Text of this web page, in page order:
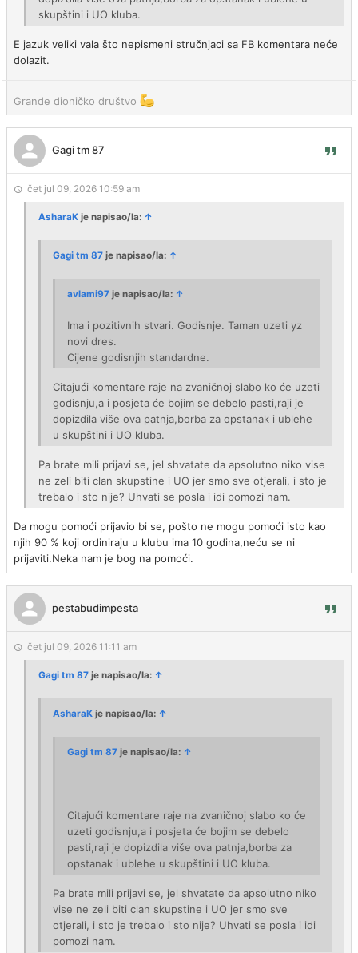
skupštini i UO kluba.
E jazuk veliki vala što nepismeni stručnjaci sa FB komentara neće
dolazit.
Grande dioničko društvo
Gagi tm 87
čet jul 09, 2026 10:59 am
AsharaK je napisao/la: ↑
Gagi tm 87 je napisao/la: ↑
avlami97 je napisao/la: ↑
Ima i pozitivnih stvari. Godisnje. Taman uzeti yz
novi dres.
Cijene godisnjih standardne.
Citajući komentare raje na zvaničnoj slabo ko će uzeti
godisnju,a i posjeta će bojim se debelo pasti,raji je
dopizdila više ova patnja,borba za opstanak i ublehe
u skupštini i UO kluba.
Pa brate mili prijavi se, jel shvatate da apsolutno niko vise
ne zeli biti clan skupstine i UO jer smo sve otjerali, i sto je
trebalo i sto nije? Uhvati se posla i idi pomozi nam.
Da mogu pomoći prijavio bi se, pošto ne mogu pomoći isto kao
njih 90 % koji ordiniraju u klubu ima 10 godina,neću se ni
prijaviti.Neka nam je bog na pomoći.
pestabudimpesta
čet jul 09, 2026 11:11 am
Gagi tm 87 je napisao/la: ↑
AsharaK je napisao/la: ↑
Gagi tm 87 je napisao/la: ↑
Citajući komentare raje na zvaničnoj slabo ko će
uzeti godisnju,a i posjeta će bojim se debelo
pasti,raji je dopizdila više ova patnja,borba za
opstanak i ublehe u skupštini i UO kluba.
Pa brate mili prijavi se, jel shvatate da apsolutno niko
vise ne zeli biti clan skupstine i UO jer smo sve
otjerali, i sto je trebalo i sto nije? Uhvati se posla i idi
pomozi nam.